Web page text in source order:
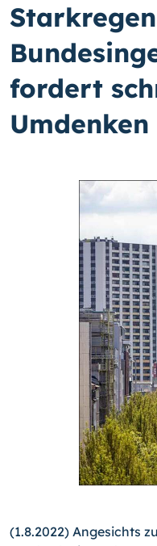
fordert
Umdenken
(1.8.2022) Angesichts